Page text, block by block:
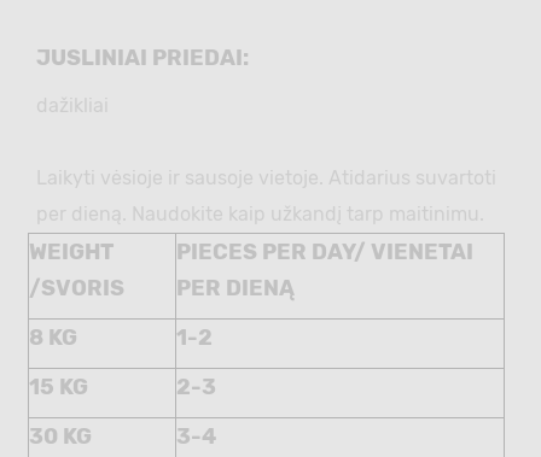
JUSLINIAI PRIEDAI:
dažikliai
Laikyti vėsioje ir sausoje vietoje. Atidarius suvartoti
per dieną. Naudokite kaip užkandį tarp maitinimu.
WEIGHT
/SVORIS
PIECES PER DAY/ VIENETAI
PER DIENĄ
8 KG
1-2
15 KG
2-3
30 KG
3-4